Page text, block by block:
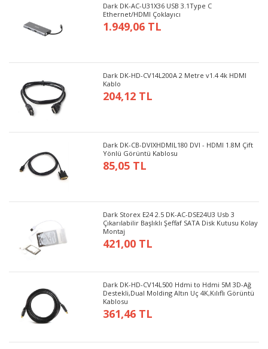
Dark DK-AC-U31X36 USB 3.1Type C
Ethernet/HDMI Çoklayıcı
1.949,06 TL
Dark DK-HD-CV14L200A 2 Metre v1.4 4k HDMI
Kablo
204,12 TL
Dark DK-CB-DVIXHDMIL180 DVI - HDMI 1.8M Çift
Yönlü Görüntü Kablosu
85,05 TL
Dark Storex E24 2.5 DK-AC-DSE24U3 Usb 3
Çıkarılabilir Başlıklı Şeffaf SATA Disk Kutusu Kolay
Montaj
421,00 TL
Dark DK-HD-CV14L500 Hdmi to Hdmi 5M 3D-Ağ
Destekli,Dual Molding Altın Uç 4K,Kılıflı Görüntü
Kablosu
361,46 TL